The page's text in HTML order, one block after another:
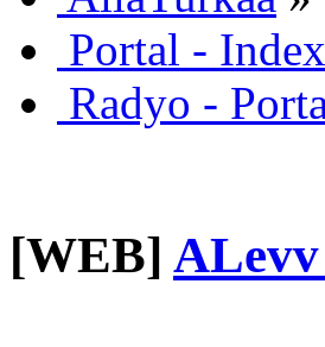
Portal -
Radyo -
[WEB]